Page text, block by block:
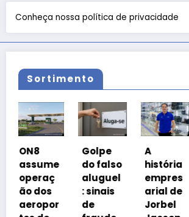
Conheça nossa política de privacidade
Sortimento
Golpe
do falso
aluguel
: sinais
de
A
história
empres
arial de
Jorbel
cal
realiza
Missão
Empres